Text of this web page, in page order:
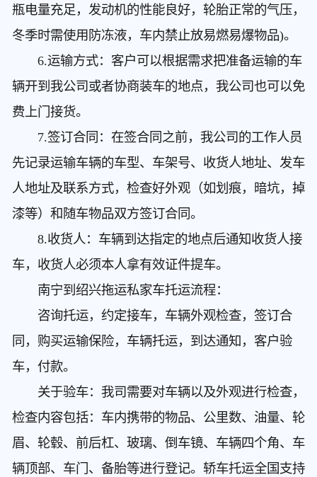
瓶电量充足，发动机的性能良好，轮胎正常的气压，
冬季时需使用防冻液，车内禁止放易燃易爆物品)。
6.运输方式：客户可以根据需求把准备运输的车
辆开到我公司或者协商装车的地点，我公司也可以免
费上门接货。
7.签订合同：在签合同之前，我公司的工作人员
先记录运输车辆的车型、车架号、收货人地址、发车
人地址及联系方式，检查好外观（如划痕，暗坑，掉
漆等）和随车物品双方签订合同。
8.收货人：车辆到达指定的地点后通知收货人接
车，收货人必须本人拿有效证件提车。
南宁到绍兴拖运私家车托运流程：
咨询托运，约定接车，车辆外观检查，签订合
同，购买运输保险，车辆托运，到达通知，客户验
车，付款。
关于验车：我司需要对车辆以及外观进行检查，
检查内容包括：车内携带的物品、公里数、油量、轮
眉、轮毂、前后杠、玻璃、倒车镜、车辆四个角、车
辆顶部、车门、备胎等进行登记。轿车托运全国支持